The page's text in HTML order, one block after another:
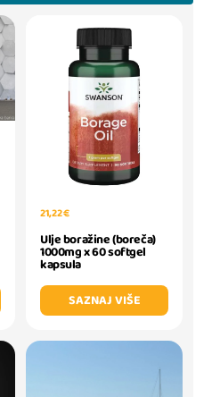
21,22 €
Ulje boražine (boreča)
1000mg x 60 softgel
kapsula
SAZNAJ VIŠE